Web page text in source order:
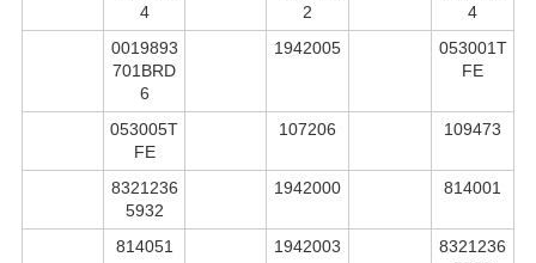
4
2
4
0019893
701BRD
6
1942005
053001T
FE
053005T
FE
107206 109473
8321236
5932
1942000 814001
814051 1942003
8321236